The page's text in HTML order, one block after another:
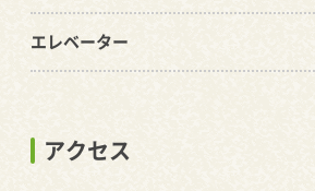
エレベーター
アクセス